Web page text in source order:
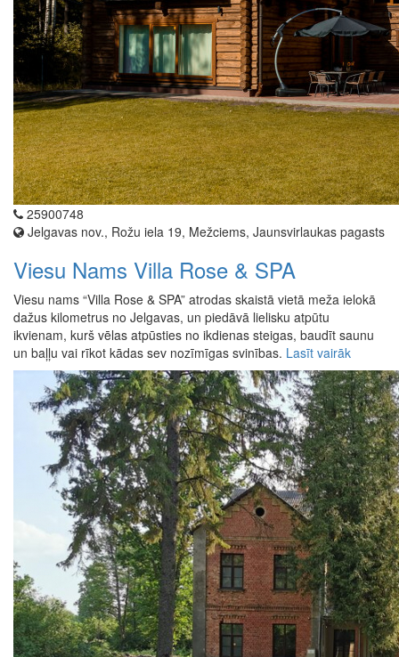
25900748
Jelgavas nov., Rožu iela 19, Mežciems, Jaunsvirlaukas pagasts
Viesu Nams Villa Rose & SPA
Viesu nams “Villa Rose & SPA” atrodas skaistā vietā meža ielokā
dažus kilometrus no Jelgavas, un piedāvā lielisku atpūtu
ikvienam, kurš vēlas atpūsties no ikdienas steigas, baudīt saunu
un baļļu vai rīkot kādas sev nozīmīgas svinības. Lasīt vairāk